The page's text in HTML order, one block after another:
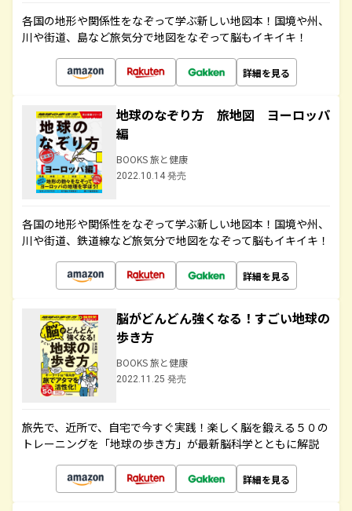
各国の地形や関係性をなぞって学ぶ新しい地図本！国境や州、
川や街道、島など旅気分で地図をなぞって脳もイキイキ！
詳細を見る
地球のなぞり方 旅地図 ヨーロッパ
編
BOOKS 旅と健康
2022.10.14 発売
各国の地形や関係性をなぞって学ぶ新しい地図本！国境や州、
川や街道、鉄道線など旅気分で地図をなぞって脳もイキイキ！
詳細を見る
脳がどんどん強くなる！すごい地球の
歩き方
BOOKS 旅と健康
2022.11.25 発売
旅先で、近所で、自宅で今すぐ実践！楽しく脳を鍛える５０の
トレーニングを「地球の歩き方」が最新脳科学とともに解説
詳細を見る